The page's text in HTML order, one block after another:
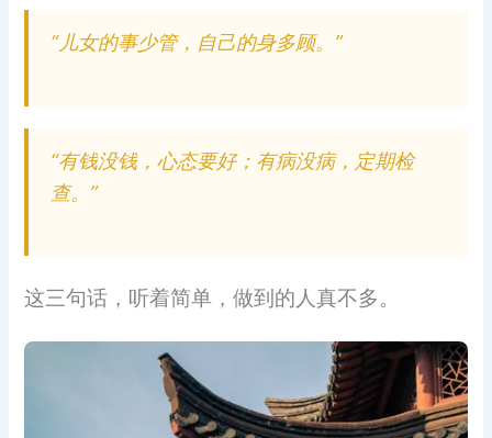
“儿女的事少管，自己的身多顾。”
“有钱没钱，心态要好；有病没病，定期检
查。”
这三句话，听着简单，做到的人真不多。